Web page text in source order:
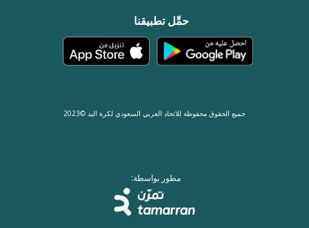
حمِّل تطبيقنا
جميع الحقوق محفوظة للاتحاد العربي السعودي لكرة اليد ©2023
مطور بواسطة: